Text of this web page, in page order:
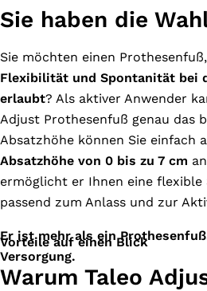
Sie haben die
Sie möchten einen
Flexibilität und Spontanität bei
erlaubt? Als aktiver Anwender
Adjust Prothesenfuß genau das
Absatzhöhe können Sie einfach
Absatzhöhe von 0 bis zu 7 cm
ermöglicht er Ihnen eine flexible
passend zum Anlass und zur
Er ist mehr als ein
Versorgung.
Vorteile auf einen Blick
Warum Taleo